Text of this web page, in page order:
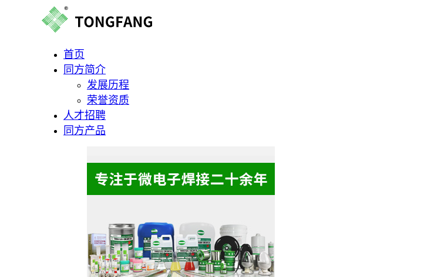
首页
同方简介
发展历程
荣誉资质
人才招聘
同方产品